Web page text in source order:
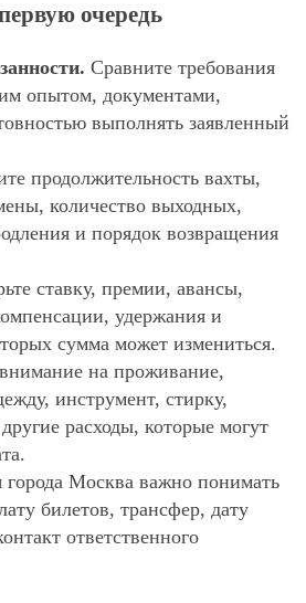
очередь
Сравните требования
опытом, документами,
выполнять заявленный
продолжительность вахты,
количество выходных,
и порядок возвращения
ставку, премии, авансы,
удержания и
сумма может измениться.
на проживание,
инструмент, стирку,
расходы, которые могут
города Москва важно понимать
билетов, трансфер, дату
ответственного